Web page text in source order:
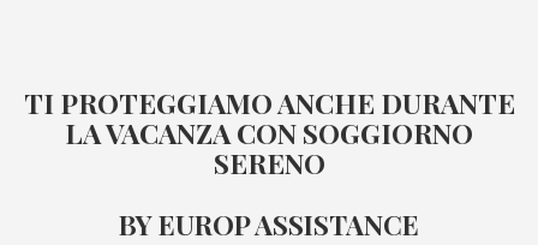
TI PROTEGGIAMO ANCHE DURANTE
LA VACANZA CON SOGGIORNO
SERENO
BY EUROP ASSISTANCE